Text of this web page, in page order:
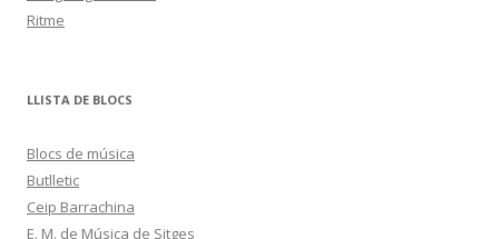
Ritme
LLISTA DE BLOCS
Blocs de música
Butlletic
Ceip Barrachina
E. M. de Música de Sitges